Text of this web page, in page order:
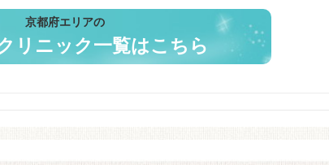
京都府エリアの
リニック一覧はこちら